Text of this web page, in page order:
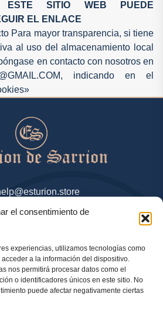
el consentimiento de
experiencias, utilizamos tecnologías como
a la información del dispositivo.
nos permitirá procesar datos como el
o identificadores únicos en este sitio. No
puede afectar negativamente ciertas
ESTE SITIO WEB PUEDE
EL ENLACE
Para mayor transparencia, si tiene
al uso del almacenamiento local
en contacto con nosotros en
indicando en el
días de entresemana
de pago